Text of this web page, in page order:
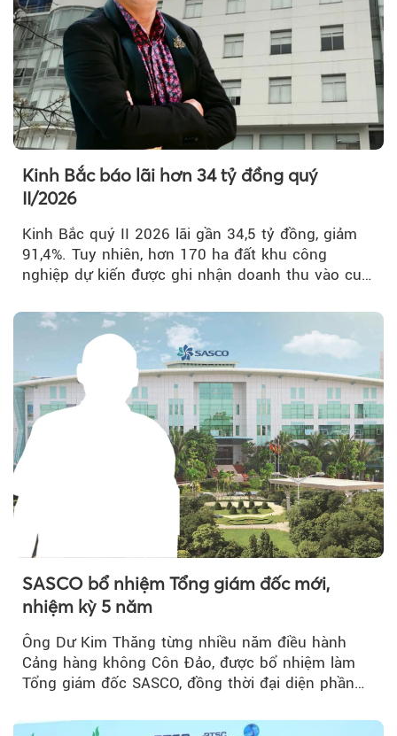
Kinh Bắc báo lãi hơn 34 tỷ đồng quý
II/2026
Kinh Bắc quý II 2026 lãi gần 34,5 tỷ đồng, giảm
91,4%. Tuy nhiên, hơn 170 ha đất khu công
nghiệp dự kiến được ghi nhận doanh thu vào cuối
SASCO bổ nhiệm Tổng giám đốc mới,
nhiệm kỳ 5 năm
Ông Dư Kim Thăng từng nhiều năm điều hành
Cảng hàng không Côn Đảo, được bổ nhiệm làm
Tổng giám đốc SASCO, đồng thời đại diện phần